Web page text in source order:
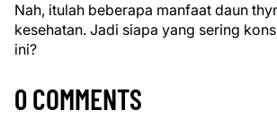
Nah, itulah beberapa manfaat daun
kesehatan. Jadi siapa yang sering
ini?
0 COMMENTS